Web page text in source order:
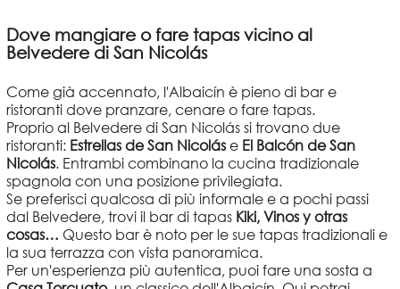
Dove mangiare o fare tapas vicino al
Belvedere di San Nicolás
Come già accennato, l'Albaicín è pieno di bar e
ristoranti dove pranzare, cenare o fare tapas.
Proprio al Belvedere di San Nicolás si trovano due
ristoranti: Estrellas de San Nicoláse El Balcón de San
Nicolás. Entrambi combinano la cucina tradizionale
spagnola con una posizione privilegiata.
Se preferisci qualcosa di più informale e a pochi passi
dal Belvedere, trovi il bar di tapas Kiki, Vinos y otras
cosas… Questo bar è noto per le sue tapas tradizionali e
la sua terrazza con vista panoramica.
Per un'esperienza più autentica, puoi fare una sosta a